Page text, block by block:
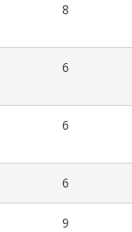
8
6
6
6
9